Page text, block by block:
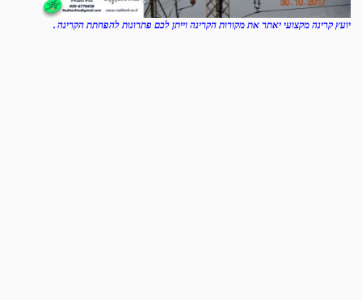
יועץ קרינה מקצועי יאתר את מקורות הקרינה וייתן לכם פתרונות להפחתת הקרינה .